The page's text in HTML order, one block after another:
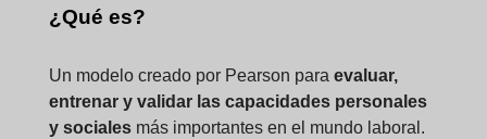
¿Qué es?
Un modelo creado por Pearson para evaluar,
entrenar y validar las capacidades personales
y sociales más importantes en el mundo laboral.